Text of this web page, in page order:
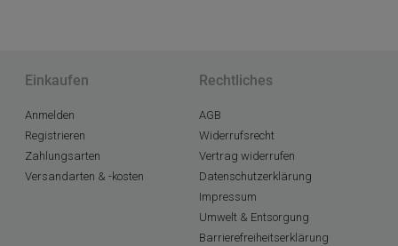
Einkaufen
Anmelden
Registrieren
Zahlungsarten
Versandarten & -kosten
Rechtliches
AGB
Widerrufsrecht
Vertrag widerrufen
Datenschutzerklärung
Impressum
Umwelt & Entsorgung
Barrierefreiheitserklärung